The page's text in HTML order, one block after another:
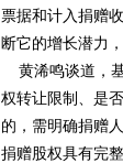
票据和计入捐赠
断它的增长潜力
黄浠鸣谈道，
权转让限制、是
的，需明确捐赠
捐赠股权具有完